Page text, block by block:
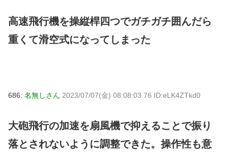
高速飛行機を操縦桿四つでガチガチ囲んだら
重くて滑空式になってしまった
686: 名無しさん 2023/07/07(金) 08:08:03.76 ID:eLK4ZTkd0
大砲飛行の加速を扇風機で抑えることで振り
落とされないように調整できた。操作性も意